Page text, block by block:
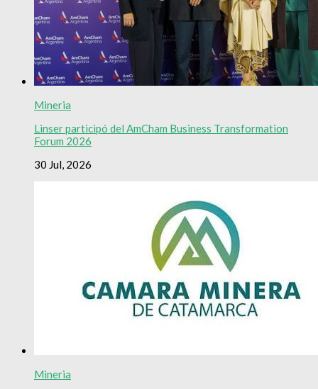
Mineria
Linser participó del AmCham Business Transformation
Forum 2026
30 Jul, 2026
Mineria